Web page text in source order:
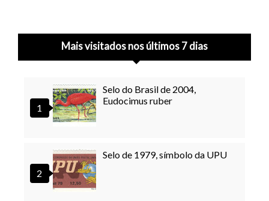
Mais visitados nos últimos 7 dias
Selo do Brasil de 2004,
Eudocimus ruber
Selo de 1979, símbolo da UPU